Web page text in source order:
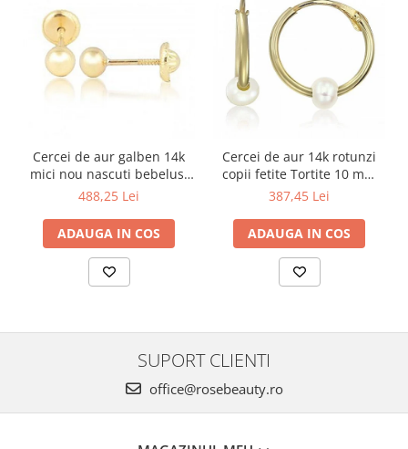
Cercei de aur galben 14k
mici nou nascuti bebelusi
Bilute 4mm
488,25 Lei
ADAUGA IN COS
Cercei de aur 14k rotunzi
copii fetite Tortite 10 mm
perluta
387,45 Lei
ADAUGA IN COS
SUPORT CLIENTI
office@rosebeauty.ro